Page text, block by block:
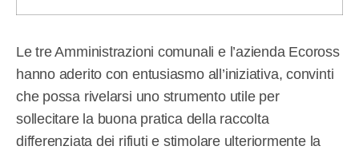
Le tre Amministrazioni comunali e l’azienda Ecoross
hanno aderito con entusiasmo all’iniziativa, convinti
che possa rivelarsi uno strumento utile per
sollecitare la buona pratica della raccolta
differenziata dei rifiuti e stimolare ulteriormente la